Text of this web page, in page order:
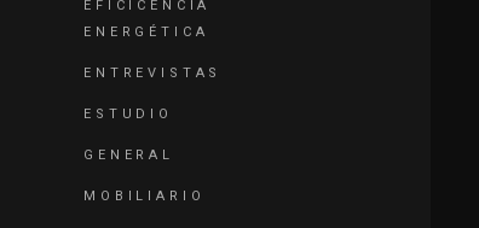
EFICICENCIA
ENERGÉTICA
ENTREVISTAS
ESTUDIO
GENERAL
MOBILIARIO